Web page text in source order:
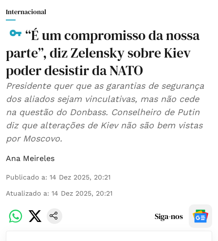
Internacional
“É um compromisso da nossa
parte”, diz Zelensky sobre Kiev
poder desistir da NATO
Presidente quer que as garantias de segurança
dos aliados sejam vinculativas, mas não cede
na questão do Donbass. Conselheiro de Putin
diz que alterações de Kiev não são bem vistas
por Moscovo.
Ana Meireles
Publicado a: 14 Dez 2025, 20:21
Atualizado a: 14 Dez 2025, 20:21
Siga-nos